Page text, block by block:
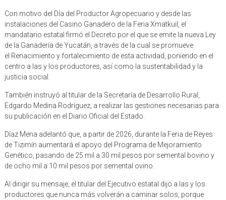
Con motivo del Día del Productor Agropecuario y desde las
instalaciones del Casino Ganadero de la Feria Xmatkuil, el
mandatario estatal firmó el Decreto por el que se emite la nueva Ley
de la Ganadería de Yucatán, a través de la cual se promueve
el Renacimiento y fortalecimiento de esta actividad, poniendo en el
centro a las y los productores, así como la sustentabilidad y la
justicia social.
También instruyó al titular de la Secretaría de Desarrollo Rural,
Edgardo Medina Rodríguez, a realizar las gestiones necesarias para
su publicación en el Diario Oficial del Estado.
Díaz Mena adelantó que, a partir de 2026, durante la Feria de Reyes
de Tizimín aumentará el apoyo del Programa de Mejoramiento
Genético, pasando de 25 mil a 30 mil pesos por semental bovino y
de ocho mil a 10 mil pesos por semental ovino.
Al dirigir su mensaje, el titular del Ejecutivo estatal dijo a las y los
productores que nunca más volverán a caminar solos, porque